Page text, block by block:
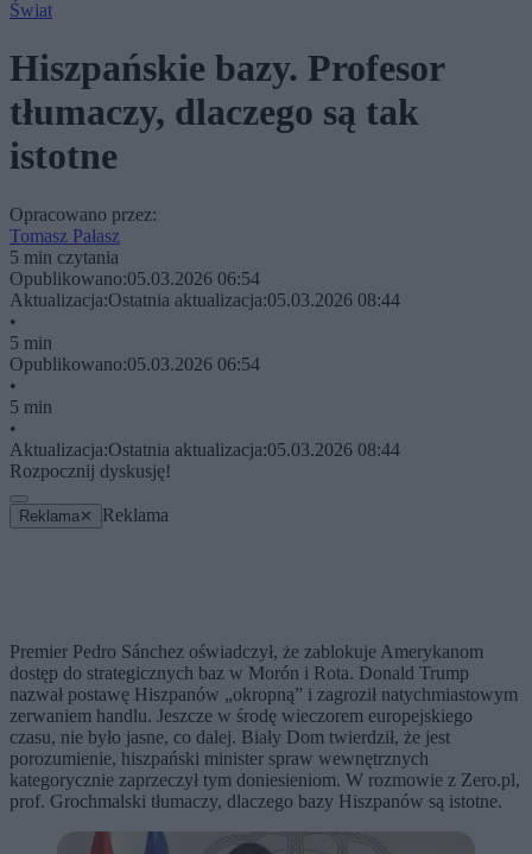
Świat
Hiszpańskie bazy. Profesor
tłumaczy, dlaczego są tak
istotne
Opracowano przez:
Tomasz Pałasz
5 min czytania
Opublikowano:05.03.2026 06:54
Aktualizacja:Ostatnia aktualizacja:05.03.2026 08:44
•
5 min
Opublikowano:05.03.2026 06:54
•
5 min
•
Aktualizacja:Ostatnia aktualizacja:05.03.2026 08:44
Rozpocznij dyskusję!
Reklama ✕ Reklama
Premier Pedro Sánchez oświadczył, że zablokuje Amerykanom
dostęp do strategicznych baz w Morón i Rota. Donald Trump
nazwał postawę Hiszpanów „okropną” i zagroził natychmiastowym
zerwaniem handlu. Jeszcze w środę wieczorem europejskiego
czasu, nie było jasne, co dalej. Biały Dom twierdził, że jest
porozumienie, hiszpański minister spraw wewnętrznych
kategorycznie zaprzeczył tym doniesieniom. W rozmowie z Zero.pl,
prof. Grochmalski tłumaczy, dlaczego bazy Hiszpanów są istotne.